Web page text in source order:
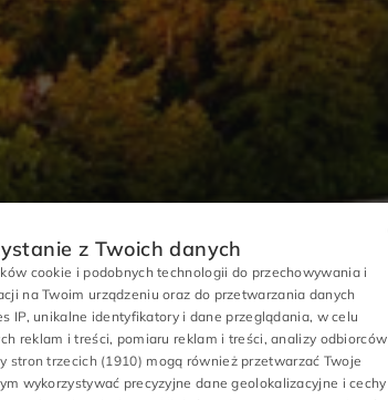
POLISH
ENGLISH
GERMAN
z Twoich danych
cookie i podobnych technologii do przechowywania i
na Twoim urządzeniu oraz do przetwarzania danych
IP, unikalne identyfikatory i dane przeglądania, w celu
reklam i treści, pomiaru reklam i treści, analizy odbiorców
stron trzecich (1910) mogą również przetwarzać Twoje
wykorzystywać precyzyjne dane geolokalizacyjne i cechy